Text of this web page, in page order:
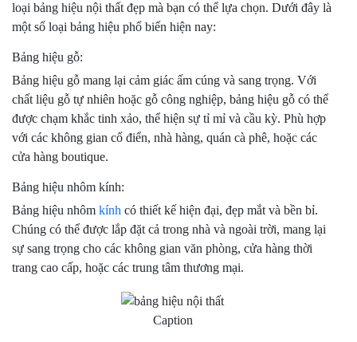
loại bảng hiệu nội thất đẹp mà bạn có thể lựa chọn. Dưới đây là
một số loại bảng hiệu phổ biến hiện nay:
Bảng hiệu gỗ:
Bảng hiệu gỗ mang lại cảm giác ấm cúng và sang trọng. Với
chất liệu gỗ tự nhiên hoặc gỗ công nghiệp, bảng hiệu gỗ có thể
được chạm khắc tinh xảo, thể hiện sự tỉ mỉ và cầu kỳ. Phù hợp
với các không gian cổ điển, nhà hàng, quán cà phê, hoặc các
cửa hàng boutique.
Bảng hiệu nhôm kính:
Bảng hiệu nhôm kính có thiết kế hiện đại, đẹp mắt và bền bỉ.
Chúng có thể được lắp đặt cả trong nhà và ngoài trời, mang lại
sự sang trọng cho các không gian văn phòng, cửa hàng thời
trang cao cấp, hoặc các trung tâm thương mại.
Caption